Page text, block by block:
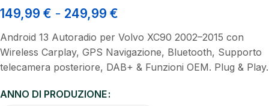
149,99 € - 249,99 €
Android 13 Autoradio per Volvo XC90 2002–2015 con
Wireless Carplay, GPS Navigazione, Bluetooth, Supporto
telecamera posteriore, DAB+ & Funzioni OEM. Plug & Play.
ANNO DI PRODUZIONE